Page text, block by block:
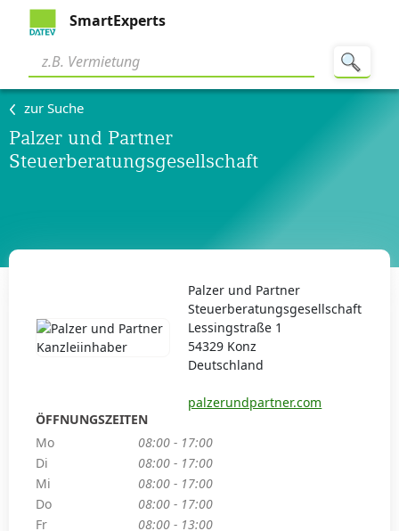
SmartExperts
zur Suche
Palzer und Partner
Steuerberatungsgesellschaft
Palzer und Partner
Steuerberatungsgesellschaft
Lessingstraße 1
54329 Konz
Deutschland
palzerundpartner.com
ÖFFNUNGSZEITEN
Mo
08:00 - 17:00
Di
08:00 - 17:00
Mi
08:00 - 17:00
Do
08:00 - 17:00
Fr
08:00 - 13:00